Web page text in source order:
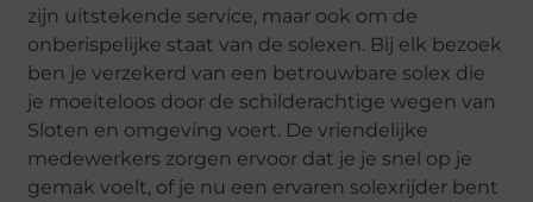
zijn uitstekende service, maar ook om de
onberispelijke staat van de solexen. Bij elk bezoek
ben je verzekerd van een betrouwbare solex die
je moeiteloos door de schilderachtige wegen van
Sloten en omgeving voert. De vriendelijke
medewerkers zorgen ervoor dat je je snel op je
gemak voelt, of je nu een ervaren solexrijder bent